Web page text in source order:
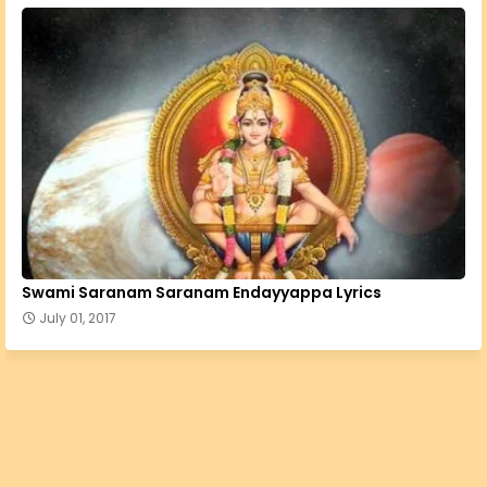
Swami Saranam Saranam Endayyappa Lyrics
July 01, 2017